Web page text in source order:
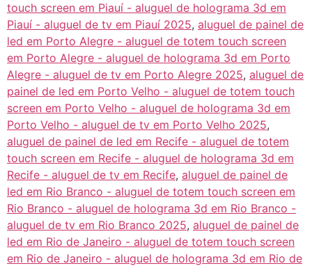
touch screen em Piauí - aluguel de holograma 3d em
Piauí - aluguel de tv em Piauí 2025, aluguel de painel de
led em Porto Alegre - aluguel de totem touch screen
em Porto Alegre - aluguel de holograma 3d em Porto
Alegre - aluguel de tv em Porto Alegre 2025, aluguel de
painel de led em Porto Velho - aluguel de totem touch
screen em Porto Velho - aluguel de holograma 3d em
Porto Velho - aluguel de tv em Porto Velho 2025,
aluguel de painel de led em Recife - aluguel de totem
touch screen em Recife - aluguel de holograma 3d em
Recife - aluguel de tv em Recife, aluguel de painel de
led em Rio Branco - aluguel de totem touch screen em
Rio Branco - aluguel de holograma 3d em Rio Branco -
aluguel de tv em Rio Branco 2025, aluguel de painel de
led em Rio de Janeiro - aluguel de totem touch screen
em Rio de Janeiro - aluguel de holograma 3d em Rio de